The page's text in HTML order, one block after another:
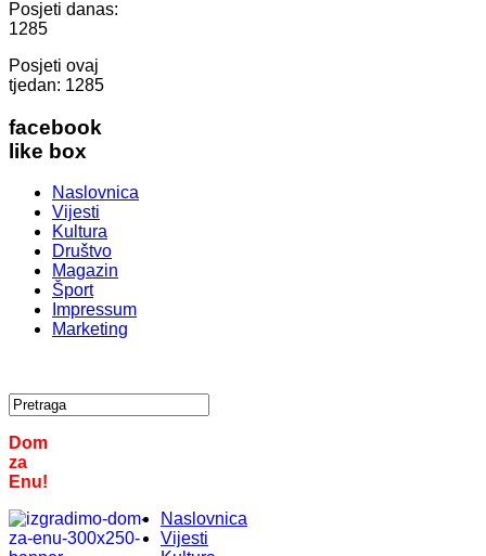
Posjeti danas:
1285
Posjeti ovaj
tjedan: 1285
facebook
like box
Naslovnica
Vijesti
Kultura
Društvo
Magazin
Šport
Impressum
Marketing
Dom
za
Enu!
Naslovnica
Vijesti